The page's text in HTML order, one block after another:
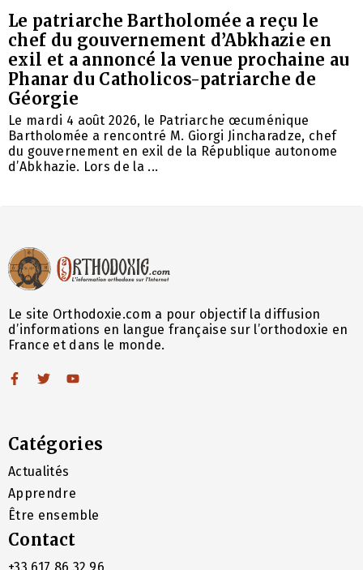
Le patriarche Bartholomée a reçu le
chef du gouvernement d’Abkhazie en
exil et a annoncé la venue prochaine au
Phanar du Catholicos-patriarche de
Géorgie
Le mardi 4 août 2026, le Patriarche œcuménique
Bartholomée a rencontré M. Giorgi Jincharadze, chef
du gouvernement en exil de la République autonome
d’Abkhazie. Lors de la ...
Le site Orthodoxie.com a pour objectif la diffusion
d’informations en langue française sur l’orthodoxie en
France et dans le monde.
Catégories
Actualités
Apprendre
Être ensemble
Contact